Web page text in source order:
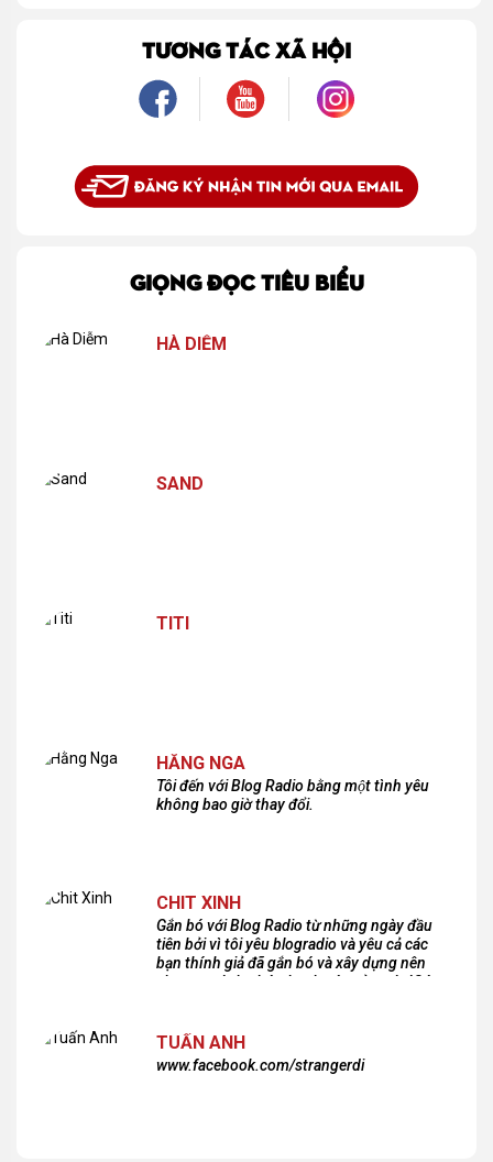
TƯƠNG TÁC XÃ HỘI
GIỌNG ĐỌC TIÊU BIỂU
HÀ DIỄM
SAND
TITI
HẰNG NGA
Tôi đến với Blog Radio bằng một tình yêu
không bao giờ thay đổi.
CHIT XINH
Gắn bó với Blog Radio từ những ngày đầu
tiên bởi vì tôi yêu blogradio và yêu cả các
bạn thính giả đã gắn bó và xây dựng nên
chương trình phát thanh xúc cảm này!Cám
TUẤN ANH
www.facebook.com/strangerdi